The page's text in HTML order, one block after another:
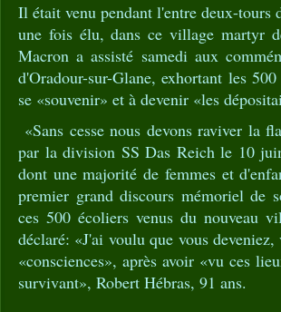
Il était venu pendant l'entre deux-tours
une fois élu, dans ce village martyr
Macron a assisté samedi aux
d'Oradour-sur-Glane, exhortant les
se «souvenir» et à devenir «les
«Sans cesse nous devons raviver la
par la division SS Das Reich le 10
dont une majorité de femmes et
premier grand discours mémoriel de
ces 500 écoliers venus du nouveau
déclaré: «J'ai voulu que vous
«consciences», après avoir «vu ces
survivant», Robert Hébras, 91 ans.